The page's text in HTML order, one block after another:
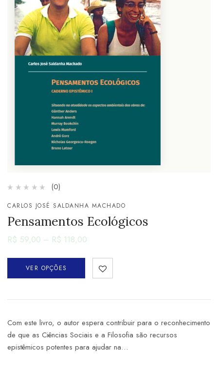
(0)
CARLOS JOSÉ SALDANHA MACHADO
Pensamentos Ecológicos
R$ 59,00 – R$ 118,00
VER OPÇÕES
Com este livro, o autor espera contribuir para o reconhecimento
de que as Ciências Sociais e a Filosofia são recursos
epistêmicos potentes para ajudar na…